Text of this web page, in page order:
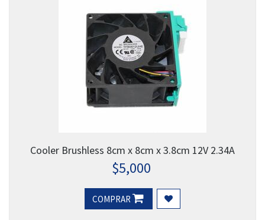
Cooler Brushless 8cm x 8cm x 3.8cm 12V 2.34A
$5,000
COMPRAR